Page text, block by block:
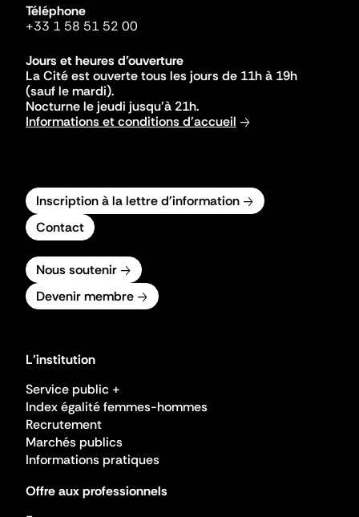
Téléphone
+33 1 58 51 52 00
Jours et heures d'ouverture
La Cité est ouverte tous les jours de 11h à 19h
(sauf le mardi).
Nocturne le jeudi jusqu'à 21h.
Informations et conditions d'accueil
Inscription à la lettre d'information
Contact
Nous soutenir
Devenir membre
L'institution
Service public +
Index égalité femmes-hommes
Recrutement
Marchés publics
Informations pratiques
Offre aux professionnels